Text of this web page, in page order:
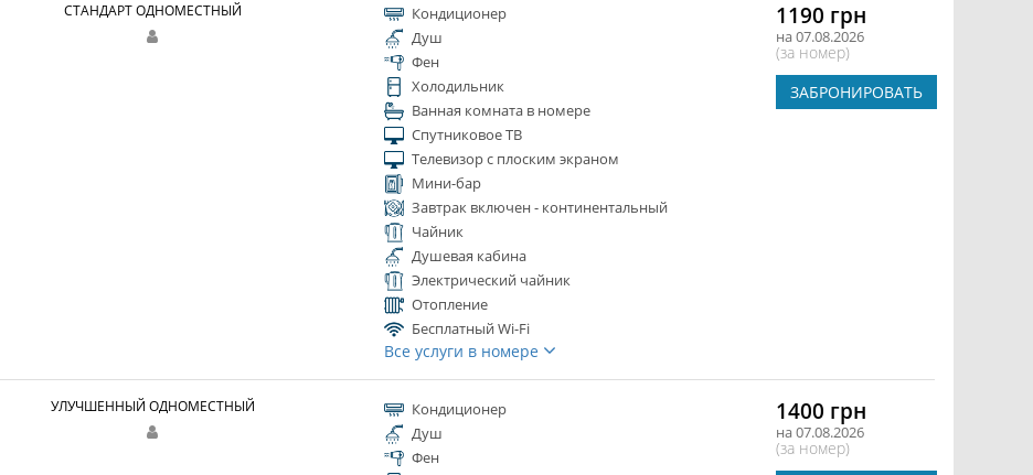
СТАНДАРТ ОДНОМЕСТНЫЙ
Кондиционер
Душ
Фен
Холодильник
Ванная комната в номере
Спутниковое ТВ
Телевизор с плоским экраном
Мини-бар
Завтрак включен - континентальный
Чайник
Душевая кабина
Электрический чайник
Отопление
Бесплатный Wi-Fi
Все услуги в номере
1190 грн
на 07.08.2026
(за номер)
ЗАБРОНИРОВАТЬ
УЛУЧШЕННЫЙ ОДНОМЕСТНЫЙ
Кондиционер
Душ
Фен
1400 грн
на 07.08.2026
(за номер)